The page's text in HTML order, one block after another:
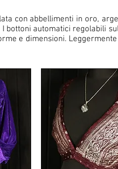
con abbellimenti in oro,
bottoni automatici regolabili
e dimensioni.